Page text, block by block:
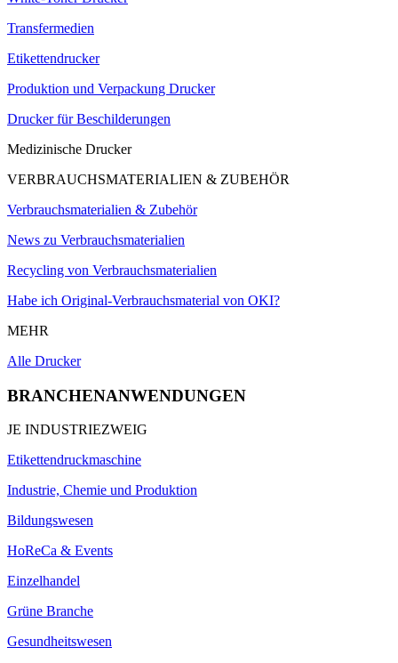
Transfermedien
Etikettendrucker
Produktion und Verpackung Drucker
Drucker für Beschilderungen
Medizinische Drucker
VERBRAUCHSMATERIALIEN & ZUBEHÖR
Verbrauchsmaterialien & Zubehör
News zu Verbrauchsmaterialien
Recycling von Verbrauchsmaterialien
Habe ich Original-Verbrauchsmaterial von OKI?
MEHR
Alle Drucker
BRANCHENANWENDUNGEN
JE INDUSTRIEZWEIG
Etikettendruckmaschine
Industrie, Chemie und Produktion
Bildungswesen
HoReCa & Events
Einzelhandel
Grüne Branche
Gesundheitswesen